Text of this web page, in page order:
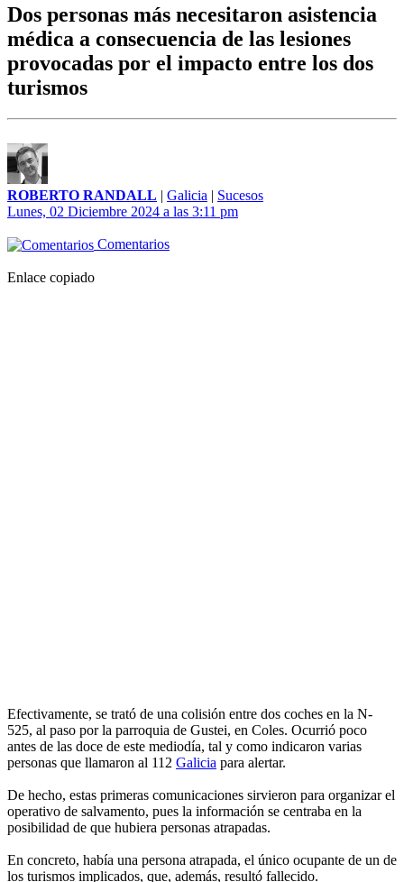
Dos personas más necesitaron asistencia
médica a consecuencia de las lesiones
provocadas por el impacto entre los dos
turismos
ROBERTO RANDALL | Galicia | Sucesos
Lunes, 02 Diciembre 2024 a las 3:11 pm
Comentarios
Enlace copiado
Efectivamente, se trató de una colisión entre dos coches en la N-
525, al paso por la parroquia de Gustei, en Coles. Ocurrió poco
antes de las doce de este mediodía, tal y como indicaron varias
personas que llamaron al 112 Galicia para alertar.
De hecho, estas primeras comunicaciones sirvieron para organizar el
operativo de salvamento, pues la información se centraba en la
posibilidad de que hubiera personas atrapadas.
En concreto, había una persona atrapada, el único ocupante de un de
los turismos implicados, que, además, resultó fallecido.